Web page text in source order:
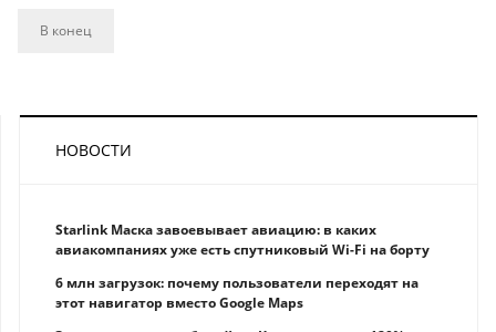
В конец
НОВОСТИ
Starlink Маска завоевывает авиацию: в каких
авиакомпаниях уже есть спутниковый Wi-Fi на борту
6 млн загрузок: почему пользователи переходят на
этот навигатор вместо Google Maps